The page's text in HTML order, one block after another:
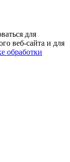
для
веб-сайта и для
обработки